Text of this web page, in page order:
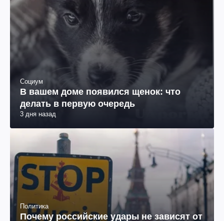
Социум
В вашем доме появился щенок: что
делать в первую очередь
3 дня назад
Политика
Почему российские удары не зависят от